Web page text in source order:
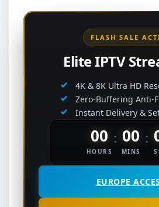
FLASH SALE
Elite IPTV
4K & 8K Ultra HD
Zero-Buffering Anti-
Instant Delivery &
00
HOURS
: 00
MINS
:
EUROPE